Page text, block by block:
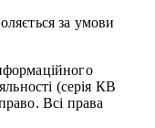
за умови
(серія КВ
Всі права